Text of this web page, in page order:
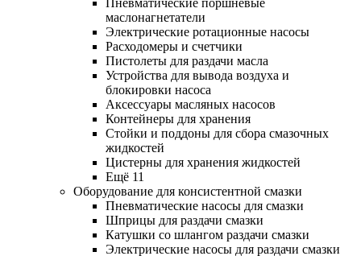
Пневматические поршневые
маслонагнетатели
Электрические ротационные насосы
Расходомеры и счетчики
Пистолеты для раздачи масла
Устройства для вывода воздуха и
блокировки насоса
Аксессуары масляных насосов
Контейнеры для хранения
Стойки и поддоны для сбора смазочных
жидкостей
Цистерны для хранения жидкостей
Ещё 11
Оборудование для консистентной смазки
Пневматические насосы для смазки
Шприцы для раздачи смазки
Катушки со шлангом раздачи смазки
Электрические насосы для раздачи смазки